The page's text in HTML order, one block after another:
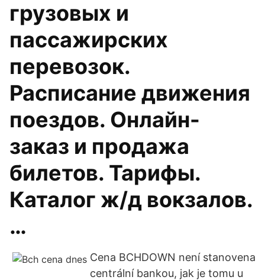
грузовых и
пассажирских
перевозок.
Расписание движения
поездов. Онлайн-
заказ и продажа
билетов. Тарифы.
Каталог ж/д вокзалов.
…
Cena BCHDOWN není stanovena
centrální bankou, jak je tomu u